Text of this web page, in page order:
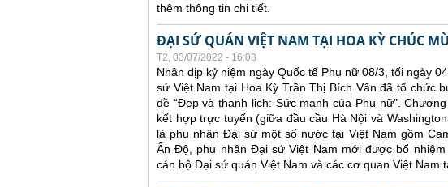
thêm thông tin chi tiết.
ĐẠI SỨ QUÁN VIỆT NAM TẠI HOA KỲ CHÚC
T2, 03/07/2022 - 16:03
Nhân dịp kỷ niệm ngày Quốc tế Phụ nữ 08/3, tối ngày
sứ Việt Nam tại Hoa Kỳ Trần Thị Bích Vân đã tổ chức
đề “Đẹp và thanh lịch: Sức mạnh của Phụ nữ”.
kết hợp trực tuyến (giữa đầu cầu Hà Nội và
là phu nhân Đại sứ một số nước tại Việt Nam gồm
Ấn Độ, phu nhân Đại sứ Việt Nam mới được bổ
cán bộ Đại sứ quán Việt Nam và các cơ quan Việt Nam